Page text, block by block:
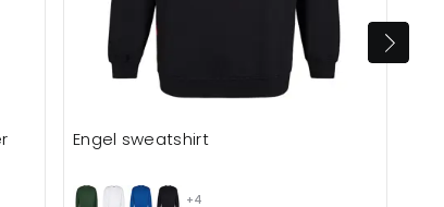
+4
Engel sweatshirt